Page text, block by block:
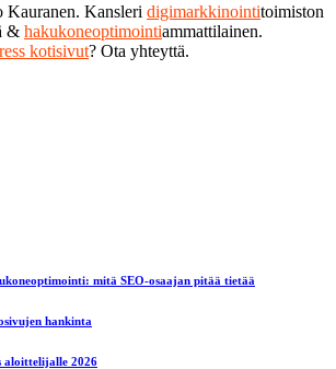
Kansleri digimarkkinointitoimiston
& hakukoneoptimointiammattilainen.
kotisivut? Ota yhteyttä.
mitä SEO-osaajan pitää tietää
hankinta
aloittelijalle 2026